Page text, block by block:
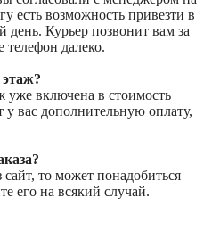
есть возможность привезти в
день. Курьер позвонит вам за
телефон далеко.
уже включена в стоимость
у вас дополнительную оплату,
то может понадобиться
его на всякий случай.